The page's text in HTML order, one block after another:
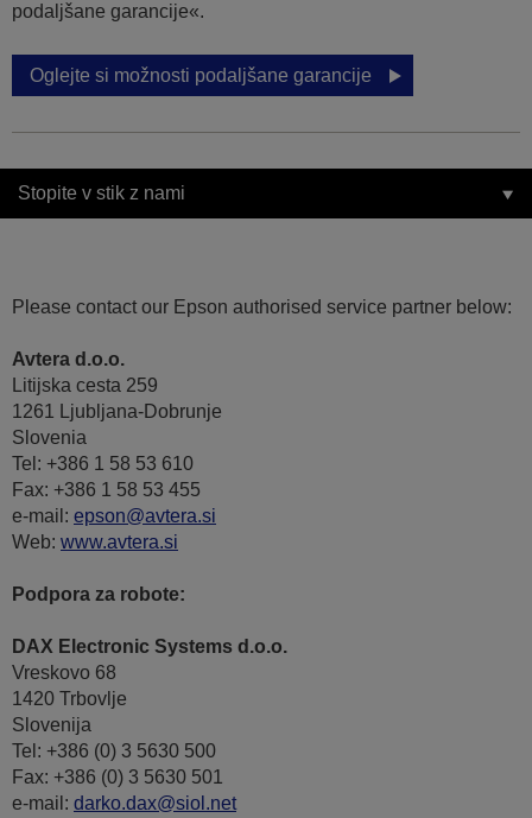
podaljšane garancije«.
Oglejte si možnosti podaljšane garancije
Stopite v stik z nami
Please contact our Epson authorised service partner below:
Avtera d.o.o.
Litijska cesta 259
1261 Ljubljana-Dobrunje
Slovenia
Tel: +386 1 58 53 610
Fax: +386 1 58 53 455
e-mail: epson@avtera.si
Web: www.avtera.si
Podpora za robote:
DAX Electronic Systems d.o.o.
Vreskovo 68
1420 Trbovlje
Slovenija
Tel: +386 (0) 3 5630 500
Fax: +386 (0) 3 5630 501
e-mail: darko.dax@siol.net